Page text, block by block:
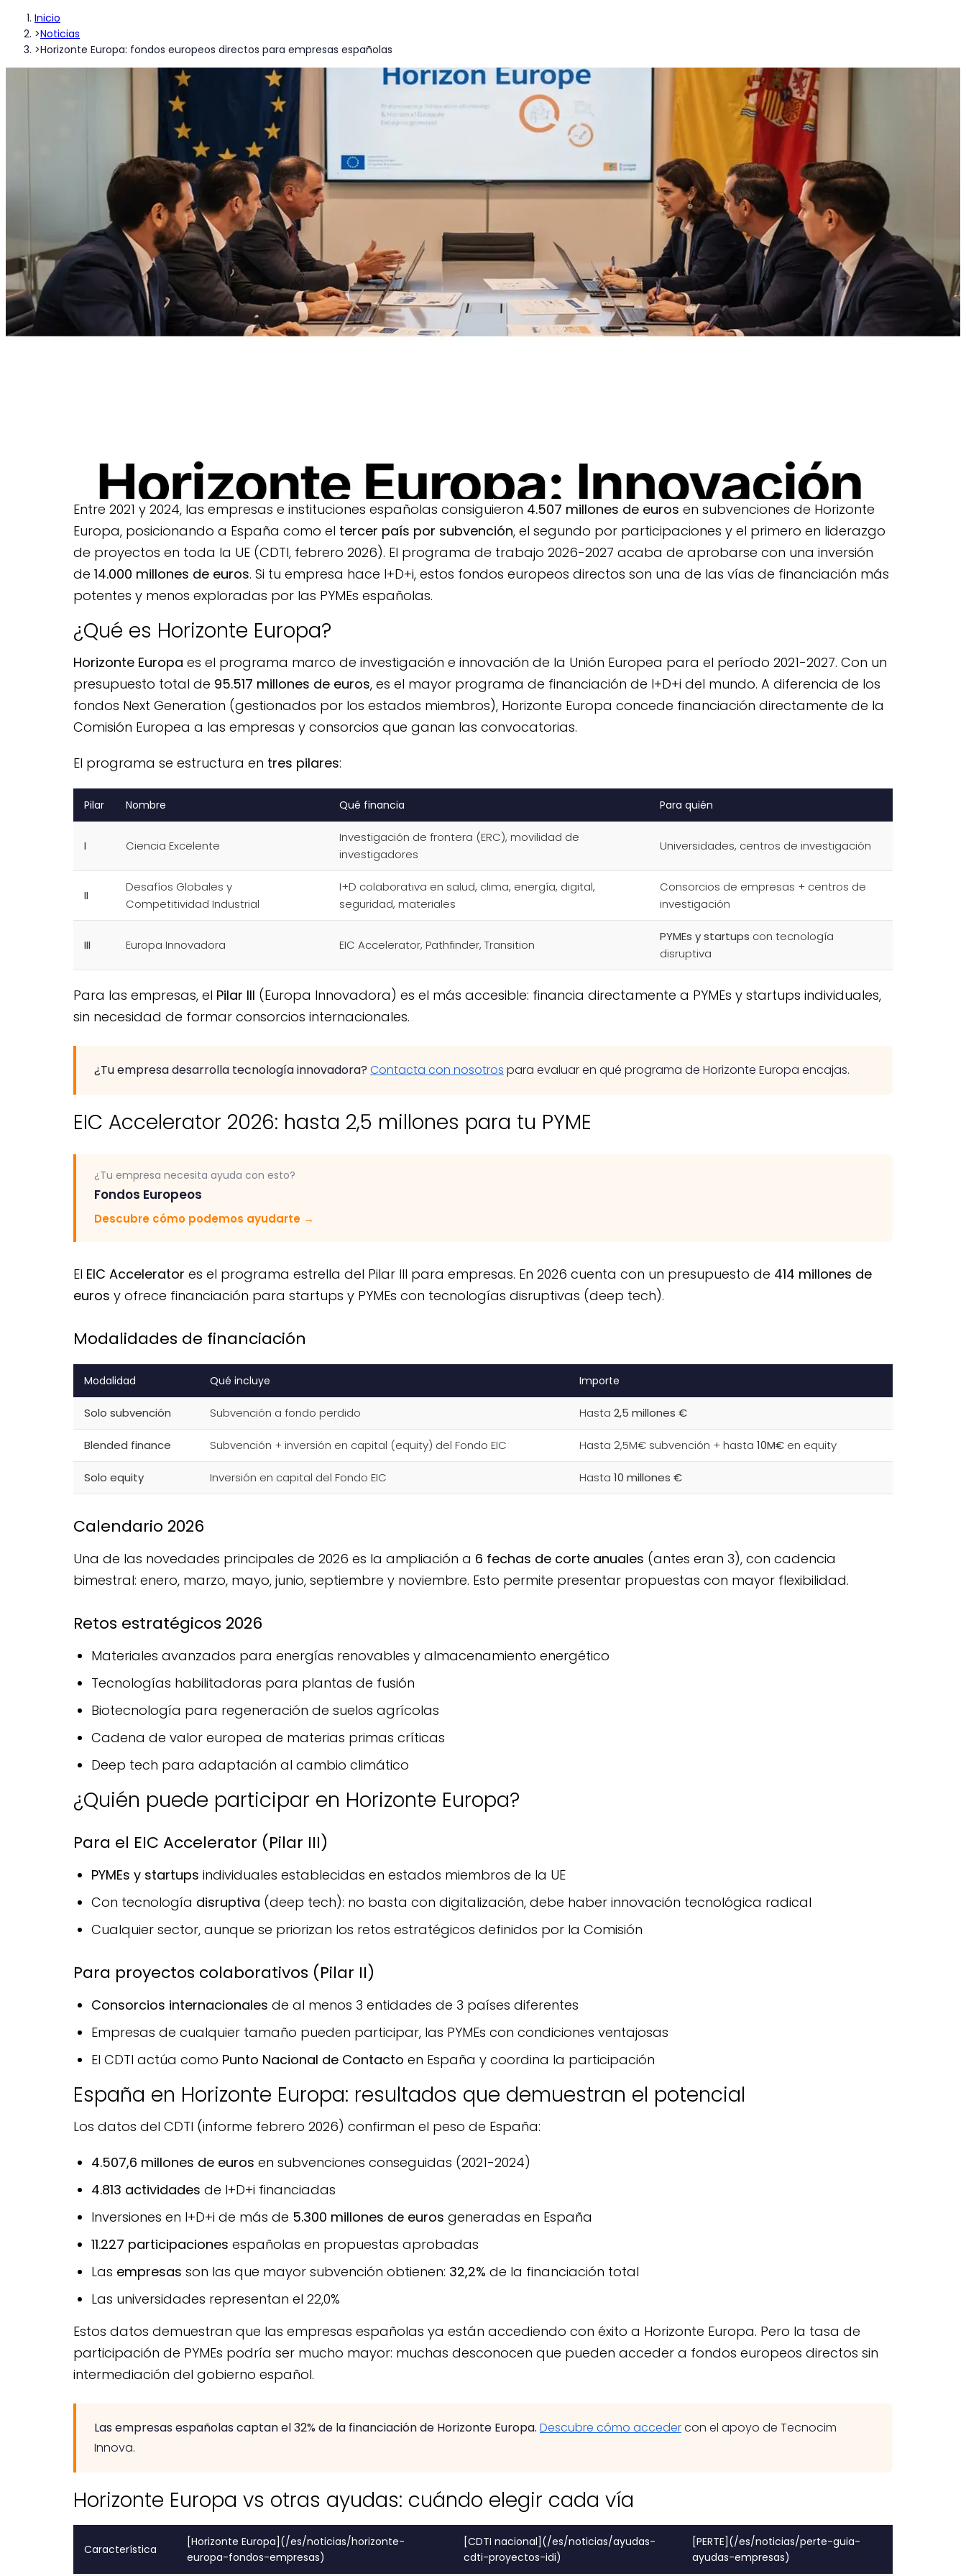
Inicio
>Noticias
>Horizonte Europa: fondos europeos directos para empresas españolas
Entre 2021 y 2024, las empresas e instituciones españolas consiguieron 4.507 millones de euros en subvenciones de Horizonte
Europa, posicionando a España como el tercer país por subvención, el segundo por participaciones y el primero en liderazgo
de proyectos en toda la UE (CDTI, febrero 2026). El programa de trabajo 2026-2027 acaba de aprobarse con una inversión
de 14.000 millones de euros. Si tu empresa hace I+D+i, estos fondos europeos directos son una de las vías de financiación más
potentes y menos exploradas por las PYMEs españolas.
¿Qué es Horizonte Europa?
Horizonte Europa es el programa marco de investigación e innovación de la Unión Europea para el período 2021-2027. Con un
presupuesto total de 95.517 millones de euros, es el mayor programa de financiación de I+D+i del mundo. A diferencia de los
fondos Next Generation (gestionados por los estados miembros), Horizonte Europa concede financiación directamente de la
Comisión Europea a las empresas y consorcios que ganan las convocatorias.
El programa se estructura en tres pilares:
Pilar Nombre Qué financia Para quién
I Ciencia Excelente
Investigación de frontera (ERC), movilidad de
investigadores
Universidades, centros de investigación
II
Desafíos Globales y
Competitividad Industrial
I+D colaborativa en salud, clima, energía, digital,
seguridad, materiales
Consorcios de empresas + centros de
investigación
III Europa Innovadora EIC Accelerator, Pathfinder, Transition
PYMEs y startups con tecnología
disruptiva
Para las empresas, el Pilar III (Europa Innovadora) es el más accesible: financia directamente a PYMEs y startups individuales,
sin necesidad de formar consorcios internacionales.
¿Tu empresa desarrolla tecnología innovadora? Contacta con nosotros para evaluar en qué programa de Horizonte Europa encajas.
EIC Accelerator 2026: hasta 2,5 millones para tu PYME
¿Tu empresa necesita ayuda con esto?
Fondos Europeos
Descubre cómo podemos ayudarte →
El EIC Accelerator es el programa estrella del Pilar III para empresas. En 2026 cuenta con un presupuesto de 414 millones de
euros y ofrece financiación para startups y PYMEs con tecnologías disruptivas (deep tech).
Modalidades de financiación
Modalidad Qué incluye Importe
Solo subvención Subvención a fondo perdido Hasta 2,5 millones €
Blended finance Subvención + inversión en capital (equity) del Fondo EIC Hasta 2,5M€ subvención + hasta 10M€ en equity
Solo equity Inversión en capital del Fondo EIC Hasta 10 millones €
Calendario 2026
Una de las novedades principales de 2026 es la ampliación a 6 fechas de corte anuales (antes eran 3), con cadencia
bimestral: enero, marzo, mayo, junio, septiembre y noviembre. Esto permite presentar propuestas con mayor flexibilidad.
Retos estratégicos 2026
Materiales avanzados para energías renovables y almacenamiento energético
Tecnologías habilitadoras para plantas de fusión
Biotecnología para regeneración de suelos agrícolas
Cadena de valor europea de materias primas críticas
Deep tech para adaptación al cambio climático
¿Quién puede participar en Horizonte Europa?
Para el EIC Accelerator (Pilar III)
PYMEs y startups individuales establecidas en estados miembros de la UE
Con tecnología disruptiva (deep tech): no basta con digitalización, debe haber innovación tecnológica radical
Cualquier sector, aunque se priorizan los retos estratégicos definidos por la Comisión
Para proyectos colaborativos (Pilar II)
Consorcios internacionales de al menos 3 entidades de 3 países diferentes
Empresas de cualquier tamaño pueden participar, las PYMEs con condiciones ventajosas
El CDTI actúa como Punto Nacional de Contacto en España y coordina la participación
España en Horizonte Europa: resultados que demuestran el potencial
Los datos del CDTI (informe febrero 2026) confirman el peso de España:
4.507,6 millones de euros en subvenciones conseguidas (2021-2024)
4.813 actividades de I+D+i financiadas
Inversiones en I+D+i de más de 5.300 millones de euros generadas en España
11.227 participaciones españolas en propuestas aprobadas
Las empresas son las que mayor subvención obtienen: 32,2% de la financiación total
Las universidades representan el 22,0%
Estos datos demuestran que las empresas españolas ya están accediendo con éxito a Horizonte Europa. Pero la tasa de
participación de PYMEs podría ser mucho mayor: muchas desconocen que pueden acceder a fondos europeos directos sin
intermediación del gobierno español.
Las empresas españolas captan el 32% de la financiación de Horizonte Europa. Descubre cómo accedercon el apoyo de Tecnocim
Innova.
Horizonte Europa vs otras ayudas: cuándo elegir cada vía
Característica
[Horizonte Europa](/es/noticias/horizonte-
europa-fondos-empresas)
[CDTI nacional](/es/noticias/ayudas-
cdti-proyectos-idi)
[PERTE](/es/noticias/perte-guia-
ayudas-empresas)